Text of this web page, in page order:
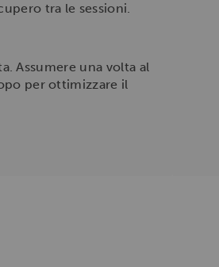
tra le sessioni.
Assumere una volta al
per ottimizzare il